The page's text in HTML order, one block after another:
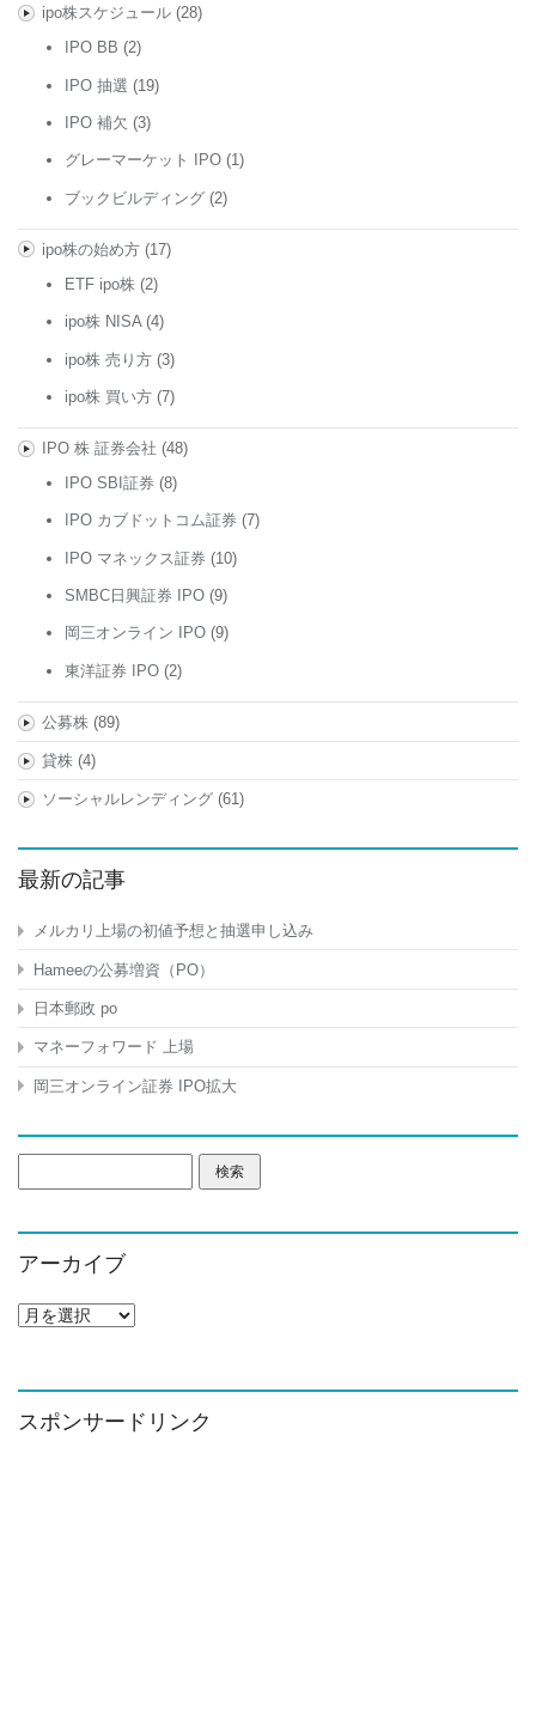
ipo株スケジュール(28)
IPO BB (2)
IPO 抽選 (19)
IPO 補欠 (3)
グレーマーケット IPO (1)
ブックビルディング (2)
ipo株の始め方(17)
ETF ipo株 (2)
ipo株 NISA(4)
ipo株 売り方 (3)
ipo株 買い方 (7)
IPO 株 証券会社 (48)
IPO SBI証券 (8)
IPO カブドットコム証券 (7)
IPO マネックス証券 (10)
SMBC日興証券 IPO (9)
岡三オンライン IPO (9)
東洋証券 IPO (2)
公募株(89)
貸株(4)
ソーシャルレンディング(61)
最新の記事
メルカリ上場の初値予想と抽選申し込み
Hameeの公募増資（PO）
日本郵政 po
マネーフォワード 上場
岡三オンライン証券 IPO拡大
索:
アーカイブ
ア
イ
ブ
スポンサードリンク